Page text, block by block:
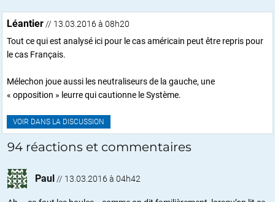
Léantier // 13.03.2016 à 08h20
Tout ce qui est analysé ici pour le cas américain peut être repris pour
le cas Français.
Mélechon joue aussi les neutraliseurs de la gauche, une
« opposition » leurre qui cautionne le Système.
VOIR DANS LA DISCUSSION
94 réactions et commentaires
Paul // 13.03.2016 à 04h42